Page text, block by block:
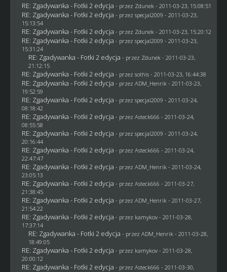
RE: Zgadywanka - Fotki 2 edycja - przez Zdunek - 2011-03-23, 15:08:51
RE: Zgadywanka - Fotki 2 edycja - przez specjal2009 - 2011-03-23,
15:13:54
RE: Zgadywanka - Fotki 2 edycja - przez Zdunek - 2011-03-23, 15:20:12
RE: Zgadywanka - Fotki 2 edycja - przez specjal2009 - 2011-03-23,
15:31:24
RE: Zgadywanka - Fotki 2 edycja - przez Zdunek - 2011-03-23,
21:12:15
RE: Zgadywanka - Fotki 2 edycja - przez sothis- 2011-03-23, 16:44:38
RE: Zgadywanka - Fotki 2 edycja - przez ADM_Henrik - 2011-03-23,
19:52:59
RE: Zgadywanka - Fotki 2 edycja - przez specjal2009 - 2011-03-24,
08:18:42
RE: Zgadywanka - Fotki 2 edycja - przez Asteck666 - 2011-03-24,
08:55:58
RE: Zgadywanka - Fotki 2 edycja - przez specjal2009 - 2011-03-24,
20:16:44
RE: Zgadywanka - Fotki 2 edycja - przez Asteck666 - 2011-03-24,
22:47:47
RE: Zgadywanka - Fotki 2 edycja - przez ADM_Henrik - 2011-03-24,
23:05:13
RE: Zgadywanka - Fotki 2 edycja - przez Asteck666 - 2011-03-27,
21:38:45
RE: Zgadywanka - Fotki 2 edycja - przez ADM_Henrik - 2011-03-27,
21:54:22
RE: Zgadywanka - Fotki 2 edycja - przez kamykov- 2011-03-28,
17:37:14
RE: Zgadywanka - Fotki 2 edycja - przez ADM_Henrik - 2011-03-28,
18:49:05
RE: Zgadywanka - Fotki 2 edycja - przez kamykov- 2011-03-28,
20:00:12
RE: Zgadywanka - Fotki 2 edycja - przez Asteck666 - 2011-03-30,